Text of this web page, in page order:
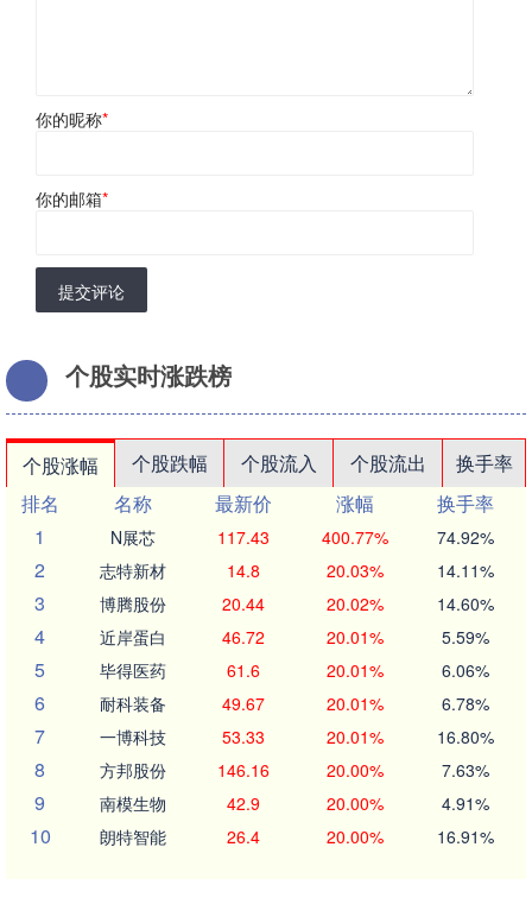
你的昵称*
你的邮箱*
提交评论
个股实时涨跌榜
个股涨幅 个股跌幅 个股流入 个股流出
换手率
排名
名称 最新价 涨幅
换手率
1
N展芯 117.43 400.77% 74.92%
2 志特新材 14.8 20.03% 14.11%
3 博腾股份 20.44 20.02% 14.60%
4 近岸蛋白 46.72 20.01% 5.59%
5 毕得医药 61.6 20.01% 6.06%
6 耐科装备 49.67 20.01% 6.78%
7 一博科技 53.33 20.01% 16.80%
8 方邦股份 146.16 20.00% 7.63%
9 南模生物 42.9 20.00% 4.91%
10 朗特智能 26.4 20.00% 16.91%